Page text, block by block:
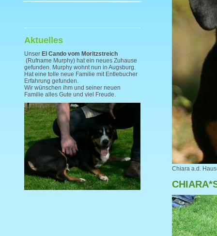
Chiara a.d.
Aktuelles
Unser El Cando vom Moritzstreich
(Rufname Murphy) hat ein neues Zuhause
gefunden. Murphy wohnt nun in Augsburg.
Hat eine tolle neue Familie mit Entlebucher
Erfahrung gefunden.
Wir wünschen ihm und seiner neuen
Familie alles Gute und viel Freude.